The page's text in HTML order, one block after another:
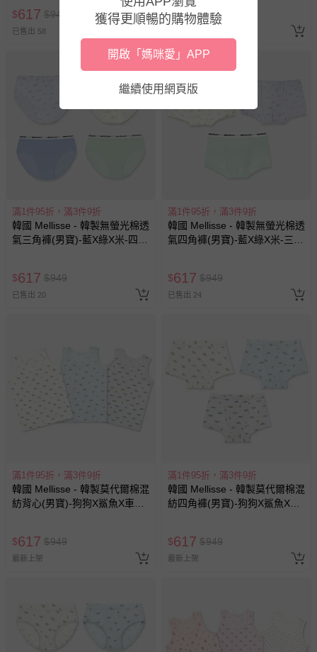
$617 $949
已售出 58
$617 $949
滿1件95折，滿3件9折
韓國 Mellisse - 韓製無螢光棉透
氣三角褲(男寶)-藍X綠X米-四件
$617 $949
已售出 20
滿1件95折，滿3件9折
韓國 Mellisse - 韓製無螢光棉透
氣四角褲(男寶)-藍X綠X米-三件
$617 $949
已售出 24
滿1件95折，滿3件9折
韓國 Mellisse - 韓製莫代爾棉混
紡背心(男寶)-狗狗X鯊魚X車車-
$617 $949
最新上架
滿1件95折，滿3件9折
韓國 Mellisse - 韓製莫代爾棉混
紡四角褲(男寶)-狗狗X鯊魚X車
$617 $949
最新上架
獲得更順暢的購物體驗
開啟「媽咪愛」APP
繼續使用網頁版